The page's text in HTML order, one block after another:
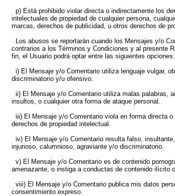
p) Está prohibido violar directa o indirectamente los
intelectuales de propiedad de cualquier persona,
marcas, derechos de publicidad, u otros derechos de
Los abusos se reportarán cuando los Mensajes y/o
contrarios a los Términos y Condiciones y al presente
fin, el Usuario podrá optar entre las siguientes opciones:
i) El Mensaje y/o Comentario utiliza lenguaje vulgar,
discriminatorio y/u ofensivo.
ii) El Mensaje y/o Comentario utiliza malas palabras,
insultos, o cualquier otra forma de ataque personal.
iii) El Mensaje y/o Comentario viola en forma directa o
derechos de propiedad intelectual.
iv) El Mensaje y/o Comentario resulta falso,
injurioso, calumnioso, agraviante y/o discriminatorio.
v) El Mensaje y/o Comentario es de contenido
amenazante, o instiga a conductas de contenido ilícito
viii) El Mensaje y/o Comentario publica mis datos
consentimiento expreso.